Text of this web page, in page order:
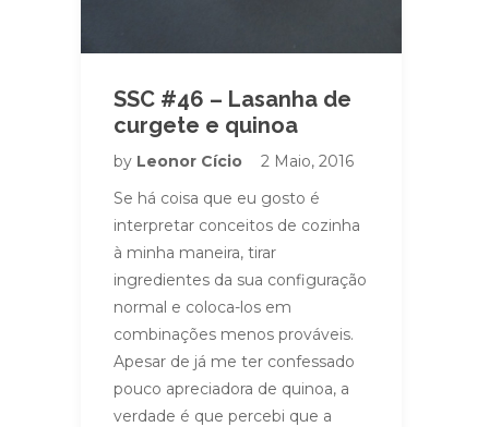
SSC #46 – Lasanha de
curgete e quinoa
by Leonor Cício
2 Maio, 2016
Se há coisa que eu gosto é
interpretar conceitos de cozinha
à minha maneira, tirar
ingredientes da sua configuração
normal e coloca-los em
combinações menos prováveis.
Apesar de já me ter confessado
pouco apreciadora de quinoa, a
verdade é que percebi que a